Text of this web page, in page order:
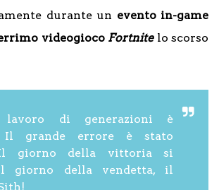
durante un evento in-game
videogioco Fortnite lo scorso
di generazioni è
Il grande errore è stato
giorno della vittoria si
giorno della vendetta, il